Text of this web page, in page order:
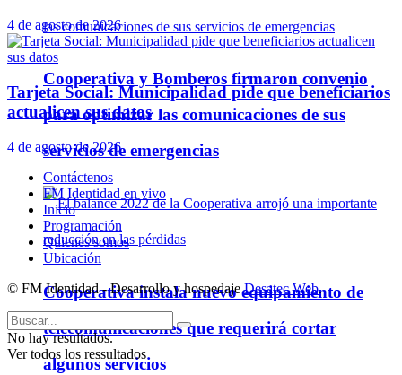
Cooperativa y Bomberos firmaron convenio
para optimizar las comunicaciones de sus
servicios de emergencias
Cooperativa instala nuevo equipamiento de
telecomunicaciones que requerirá cortar
algunos servicios
4 de agosto de 2026
Tarjeta Social: Municipalidad pide que beneficiarios
actualicen sus datos
4 de agosto de 2026
Contáctenos
FM Identidad en vivo
Inicio
Programación
Quienes somos
Ubicación
© FM Identidad - Desarrollo y hospedajeDesatec Web.
No hay resultados.
Ver todos los ressultados